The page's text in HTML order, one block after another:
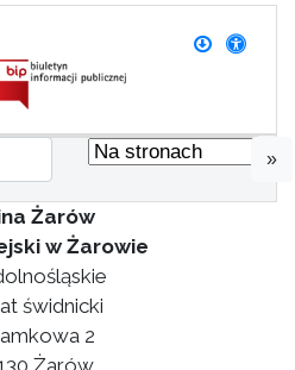
»
Żarów
w Żarowie
świdnicki
2
Żarów